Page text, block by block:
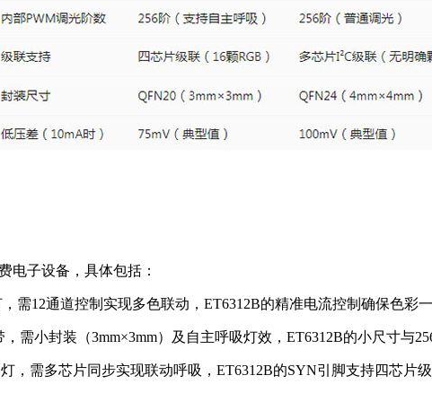
电子设备，具体包括：
需12通道控制实现多色联动，ET6312B的精准电流控制确保色彩一
需小封装（3mm×3mm）及自主呼吸灯效，ET6312B的小尺寸与
，需多芯片同步实现联动呼吸，ET6312B的SYN引脚支持四芯片级